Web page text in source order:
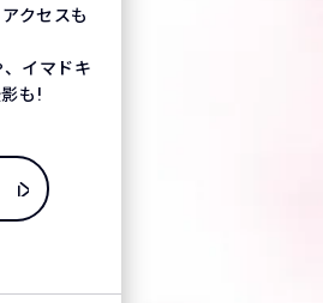
クセスも
イマドキ
も!